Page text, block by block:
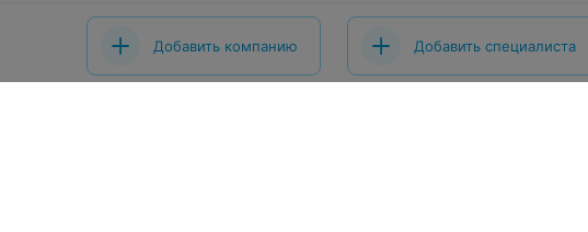
Добавить компанию Добавить специалиста